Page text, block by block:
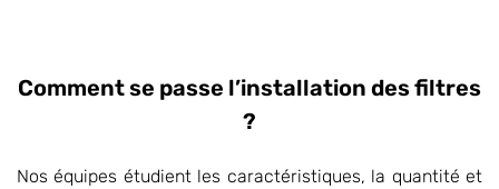
Comment se passe l’installation des filtres
?
Nos équipes étudient les caractéristiques, la quantité et